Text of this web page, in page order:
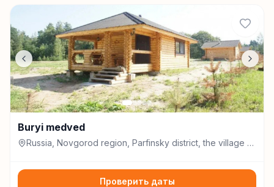
Buryi medved
Russia, Novgorod region, Parfinsky district, the village of
Проверить даты